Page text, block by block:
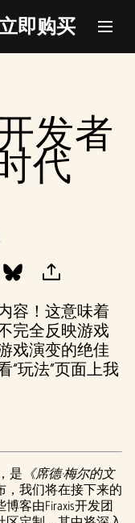
即购买
发者
代
容！这意味着
完全反映游戏
戏演变的绝佳
“玩法”页面上我
是 《席德·梅尔的文
，我们将在接下来的
客由Firaxis开发团